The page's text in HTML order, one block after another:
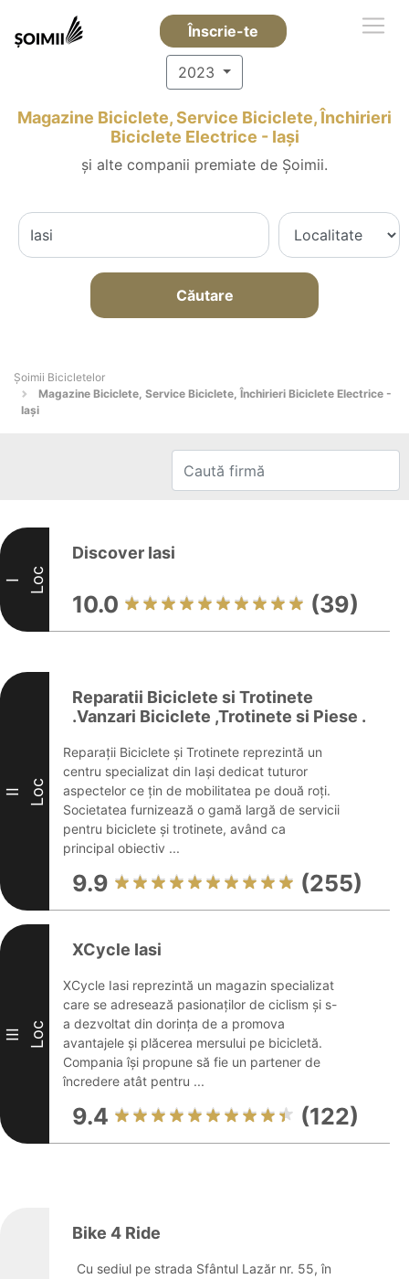
Înscrie-te
2023
Magazine Biciclete, Service Biciclete, Închirieri
Biciclete Electrice - Iaşi
și alte companii premiate de Șoimii.
Căutare
Șoimii Bicicletelor
Magazine Biciclete, Service Biciclete, Închirieri Biciclete Electrice -
Iaşi
I Loc
Discover Iasi
10.0 (39)
II Loc
Reparatii Biciclete si Trotinete
.Vanzari Biciclete ,Trotinete si Piese .
Reparații Biciclete și Trotinete reprezintă un
centru specializat din Iași dedicat tuturor
aspectelor ce țin de mobilitatea pe două roți.
Societatea furnizează o gamă largă de servicii
pentru biciclete și trotinete, având ca
principal obiectiv ...
9.9 (255)
III Loc
XCycle Iasi
XCycle Iasi reprezintă un magazin specializat
care se adresează pasionaților de ciclism și s-
a dezvoltat din dorința de a promova
avantajele și plăcerea mersului pe bicicletă.
Compania își propune să fie un partener de
încredere atât pentru ...
9.4 (122)
Bike 4 Ride
Cu sediul pe strada Sfântul Lazăr nr. 55, în